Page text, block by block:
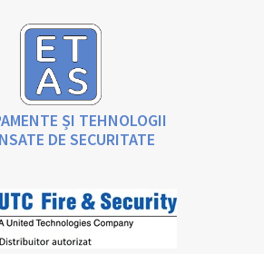
ȘI TEHNOLOGII
DE SECURITATE